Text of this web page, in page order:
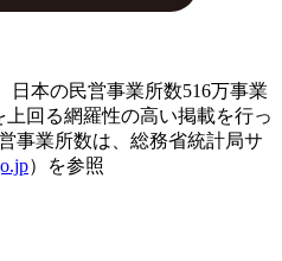
本の民営事業所数516万事業
上回る網羅性の高い掲載を行っ
事業所数は、総務省統計局サ
）を参照